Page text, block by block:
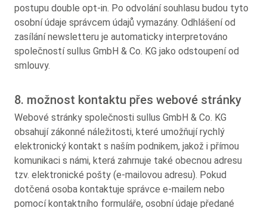
postupu double opt-in. Po odvolání souhlasu budou tyto
osobní údaje správcem údajů vymazány. Odhlášení od
zasílání newsletteru je automaticky interpretováno
společností sullus GmbH & Co. KG jako odstoupení od
smlouvy.
8. možnost kontaktu přes webové stránky
Webové stránky společnosti sullus GmbH & Co. KG
obsahují zákonné náležitosti, které umožňují rychlý
elektronický kontakt s naším podnikem, jakož i přímou
komunikaci s námi, která zahrnuje také obecnou adresu
tzv. elektronické pošty (e-mailovou adresu). Pokud
dotčená osoba kontaktuje správce e-mailem nebo
pomocí kontaktního formuláře, osobní údaje předané